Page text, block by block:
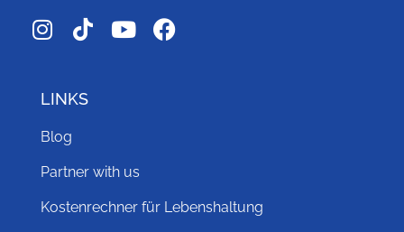
LINKS
Blog
Partner with us
Kostenrechner für Lebenshaltung